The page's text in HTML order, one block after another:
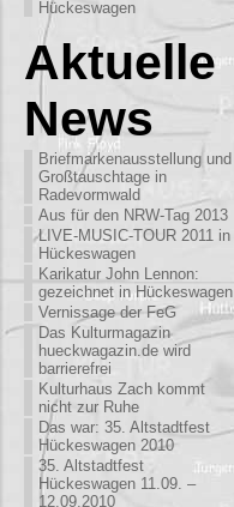
Hückeswagen
Aktuelle
News
Briefmarkenausstellung und
Großtauschtage in
Radevormwald
Aus für den NRW-Tag 2013
LIVE-MUSIC-TOUR 2011 in
Hückeswagen
Karikatur John Lennon:
gezeichnet in Hückeswagen
Vernissage der FeG
Das Kulturmagazin
hueckwagazin.de wird
barrierefrei
Kulturhaus Zach kommt
nicht zur Ruhe
Das war: 35. Altstadtfest
Hückeswagen 2010
35. Altstadtfest
Hückeswagen 11.09. –
12.09.2010